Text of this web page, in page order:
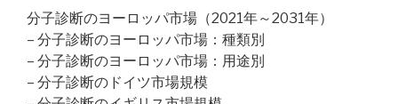
分子診断のヨーロッパ市場（2021年～2031年）
– 分子診断のヨーロッパ市場：種類別
– 分子診断のヨーロッパ市場：用途別
– 分子診断のドイツ市場規模